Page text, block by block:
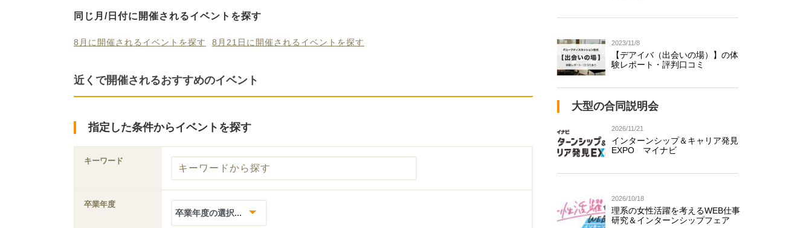
同じ月/日付に開催されるイベントを探す
8月に開催されるイベントを探す 8月21日に開催されるイベントを探す
近くで開催されるおすすめのイベント
指定した条件からイベントを探す
キーワード
卒業年度
2023/11/8
【デアイバ（出会いの場）】の体
験レポート・評判口コミ
大型の合同説明会
2026/11/21
インターンシップ＆キャリア発見
EXPO マイナビ
2026/10/18
理系の女性活躍を考えるWEB仕事
研究＆インターンシップフェア